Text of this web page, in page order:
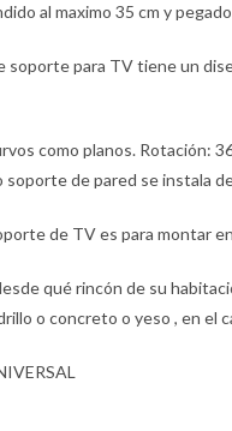
al maximo 35 cm y
para TV tiene un
como planos. Rotación:
de pared se instala
de TV es para montar
qué rincón de su
o concreto o yeso , en el